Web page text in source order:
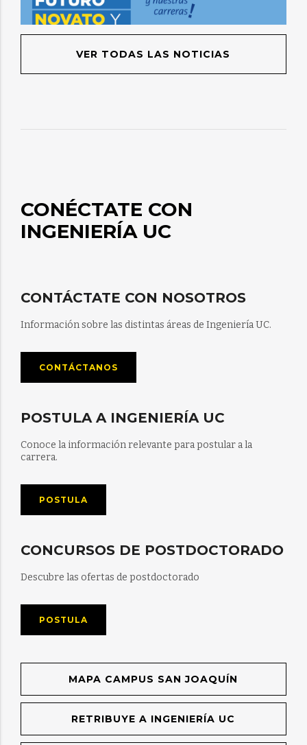
VER TODAS LAS NOTICIAS
CONÉCTATE CON
INGENIERÍA UC
CONTÁCTATE CON NOSOTROS
Información sobre las distintas áreas de Ingeniería UC.
CONTÁCTANOS
POSTULA A INGENIERÍA UC
Conoce la información relevante para postular a la
carrera.
POSTULA
CONCURSOS DE POSTDOCTORADO
Descubre las ofertas de postdoctorado
POSTULA
MAPA CAMPUS SAN JOAQUÍN
RETRIBUYE A INGENIERÍA UC